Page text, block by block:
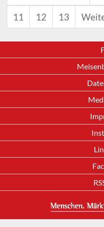
11 12 13